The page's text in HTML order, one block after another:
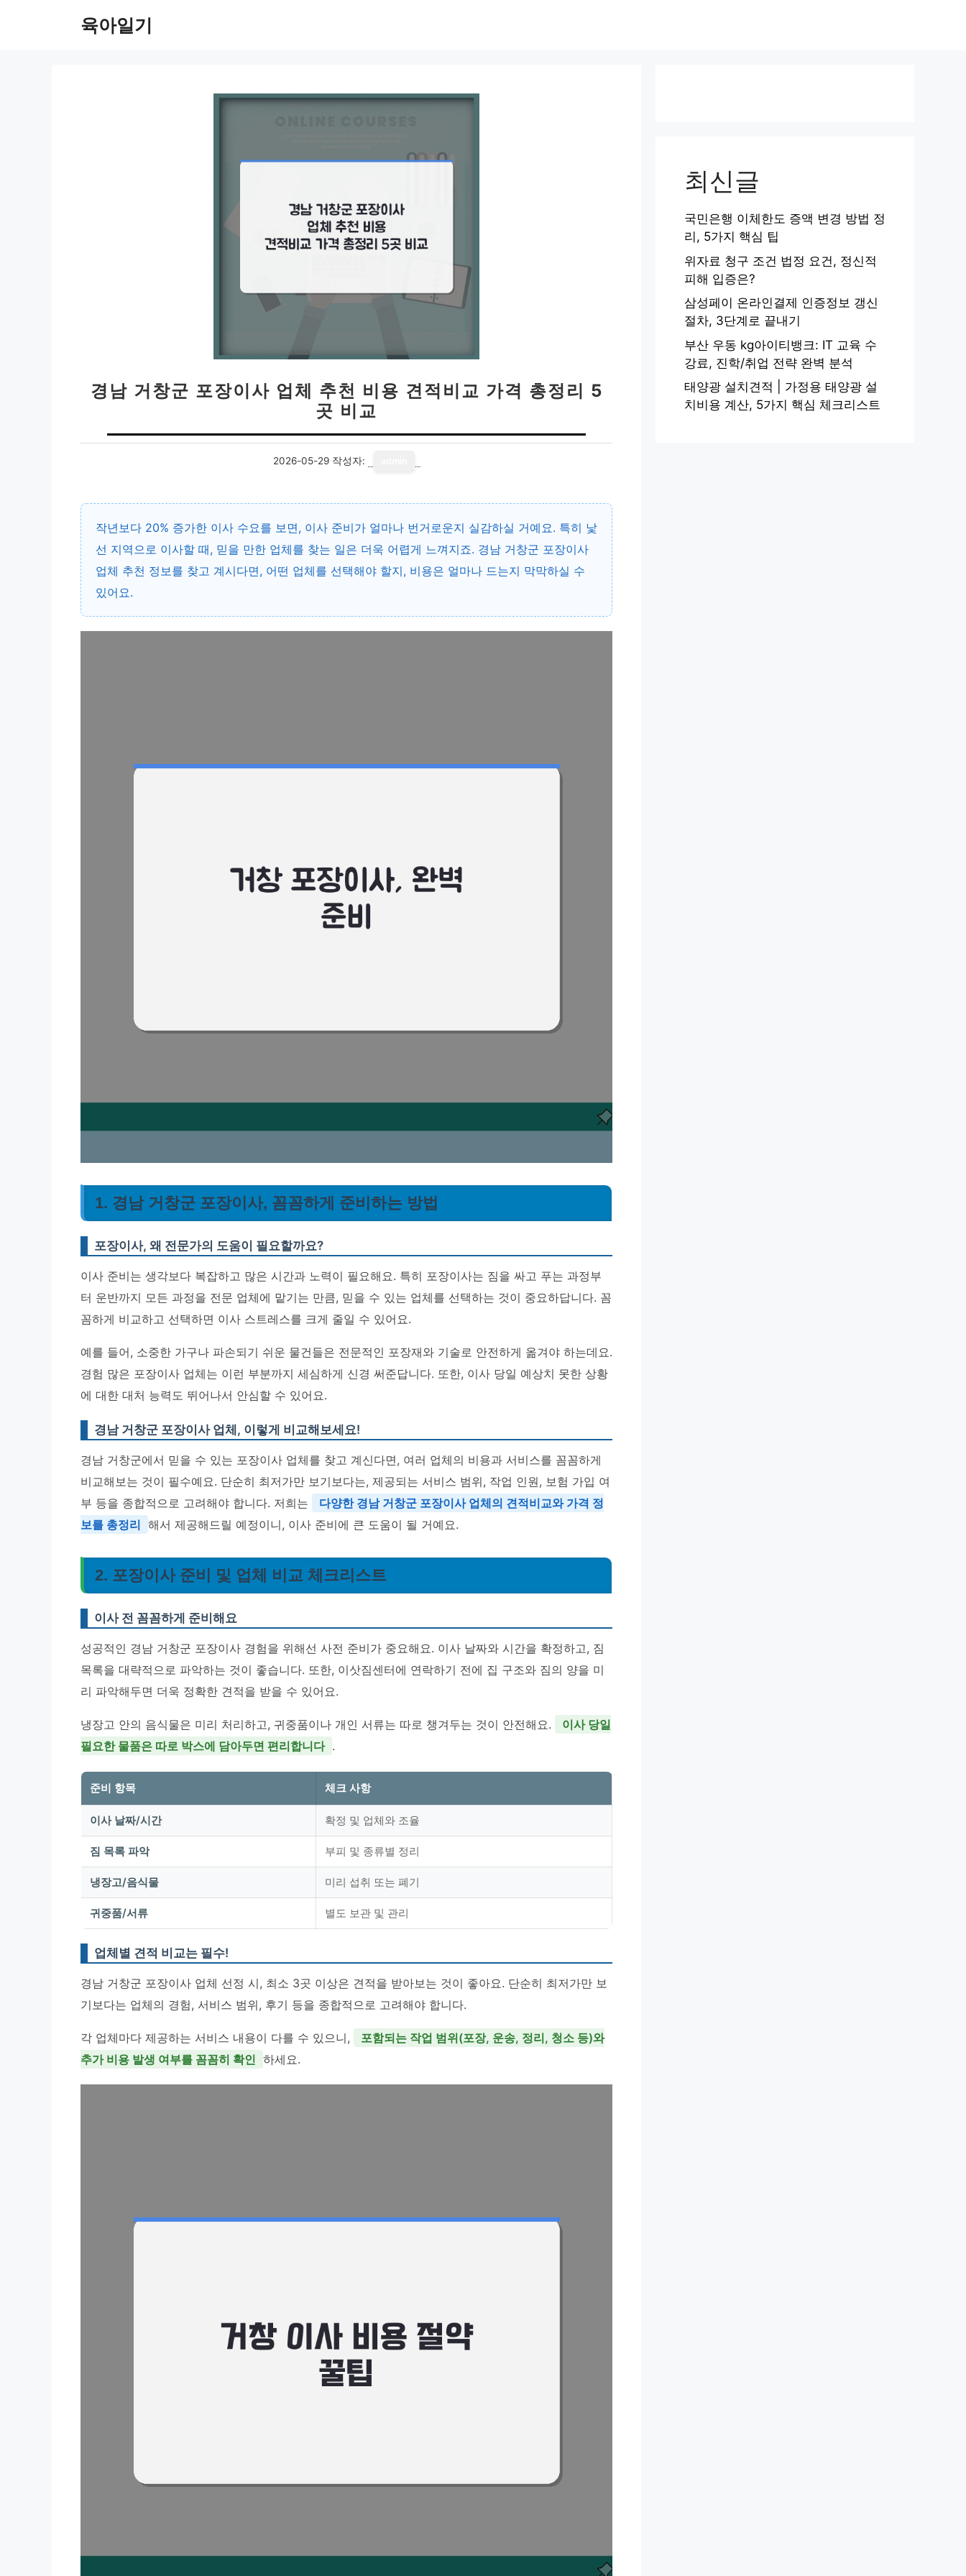
육아일기
경남 거창군 포장이사 업체 추천 비용 견적비교 가격 총정리 5
곳 비교
2026-05-29 작성자:
작년보다 20% 증가한 이사 수요를 보면, 이사 준비가 얼마나 번거로운지 실감하실 거예요. 특히 낯
선 지역으로 이사할 때, 믿을 만한 업체를 찾는 일은 더욱 어렵게 느껴지죠. 경남 거창군 포장이사
업체 추천 정보를 찾고 계시다면, 어떤 업체를 선택해야 할지, 비용은 얼마나 드는지 막막하실 수
있어요.
1. 경남 거창군 포장이사, 꼼꼼하게 준비하는 방법
포장이사, 왜 전문가의 도움이 필요할까요?
이사 준비는 생각보다 복잡하고 많은 시간과 노력이 필요해요. 특히 포장이사는 짐을 싸고 푸는 과정부
터 운반까지 모든 과정을 전문 업체에 맡기는 만큼, 믿을 수 있는 업체를 선택하는 것이 중요하답니다. 꼼
꼼하게 비교하고 선택하면 이사 스트레스를 크게 줄일 수 있어요.
예를 들어, 소중한 가구나 파손되기 쉬운 물건들은 전문적인 포장재와 기술로 안전하게 옮겨야 하는데요.
경험 많은 포장이사 업체는 이런 부분까지 세심하게 신경 써준답니다. 또한, 이사 당일 예상치 못한 상황
에 대한 대처 능력도 뛰어나서 안심할 수 있어요.
경남 거창군 포장이사 업체, 이렇게 비교해보세요!
경남 거창군에서 믿을 수 있는 포장이사 업체를 찾고 계신다면, 여러 업체의 비용과 서비스를 꼼꼼하게
비교해보는 것이 필수예요. 단순히 최저가만 보기보다는, 제공되는 서비스 범위, 작업 인원, 보험 가입 여
부 등을 종합적으로 고려해야 합니다. 저희는
다양한 경남 거창군 포장이사 업체의 견적비교와 가격 정
보를 총정리 해서 제공해드릴 예정이니, 이사 준비에 큰 도움이 될 거예요.
2. 포장이사 준비 및 업체 비교 체크리스트
이사 전 꼼꼼하게 준비해요
성공적인 경남 거창군 포장이사 경험을 위해선 사전 준비가 중요해요. 이사 날짜와 시간을 확정하고, 짐
목록을 대략적으로 파악하는 것이 좋습니다. 또한, 이삿짐센터에 연락하기 전에 집 구조와 짐의 양을 미
리 파악해두면 더욱 정확한 견적을 받을 수 있어요.
냉장고 안의 음식물은 미리 처리하고, 귀중품이나 개인 서류는 따로 챙겨두는 것이 안전해요.
이사 당일
필요한 물품은 따로 박스에 담아두면 편리합니다 .
준비 항목 체크 사항
이사 날짜/시간 확정 및 업체와 조율
짐 목록 파악 부피 및 종류별 정리
냉장고/음식물 미리 섭취 또는 폐기
귀중품/서류 별도 보관 및 관리
업체별 견적 비교는 필수!
경남 거창군 포장이사 업체 선정 시, 최소 3곳 이상은 견적을 받아보는 것이 좋아요. 단순히 최저가만 보
기보다는 업체의 경험, 서비스 범위, 후기 등을 종합적으로 고려해야 합니다.
각 업체마다 제공하는 서비스 내용이 다를 수 있으니,
포함되는 작업 범위(포장, 운송, 정리, 청소 등)와
추가 비용 발생 여부를 꼼꼼히 확인 하세요.
최신글
국민은행 이체한도 증액 변경 방법 정
리, 5가지 핵심 팁
위자료 청구 조건 법정 요건, 정신적
피해 입증은?
삼성페이 온라인결제 인증정보 갱신
절차, 3단계로 끝내기
부산 우동 kg아이티뱅크: IT 교육 수
강료, 진학/취업 전략 완벽 분석
태양광 설치견적 | 가정용 태양광 설
치비용 계산, 5가지 핵심 체크리스트